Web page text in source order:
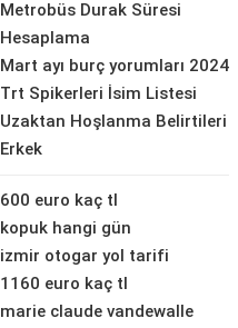
Metrobüs Durak Süresi
Hesaplama
Mart ayı burç yorumları 2024
Trt Spikerleri İsim Listesi
Uzaktan Hoşlanma Belirtileri
Erkek
600 euro kaç tl
kopuk hangi gün
izmir otogar yol tarifi
1160 euro kaç tl
marie claude vandewalle